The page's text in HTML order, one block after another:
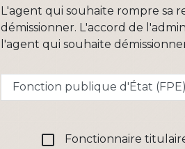
L'agent qui souhaite rompre sa
démissionner. L'accord de
l'agent qui souhaite
Fonction publique d'État (FPE)
check_box_outline_blank Fonctionnaire